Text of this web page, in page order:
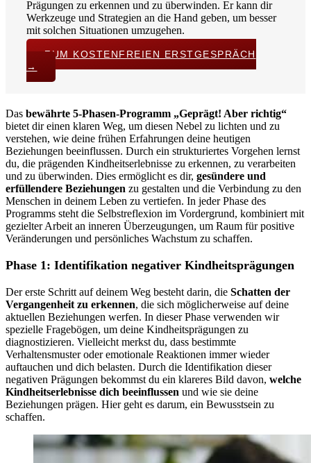
Prägungen zu erkennen und zu überwinden. Er kann dir
Werkzeuge und Strategien an die Hand geben, um besser
mit solchen Situationen umzugehen.
ZUM KOSTENFREIEN ERSTGESPRÄCH
→
Das bewährte 5-Phasen-Programm „Geprägt! Aber richtig“
bietet dir einen klaren Weg, um diesen Nebel zu lichten und zu
verstehen, wie deine frühen Erfahrungen deine heutigen
Beziehungen beeinflussen. Durch ein strukturiertes Vorgehen lernst
du, die prägenden Kindheitserlebnisse zu erkennen, zu verarbeiten
und zu überwinden. Dies ermöglicht es dir, gesündere und
erfüllendere Beziehungen zu gestalten und die Verbindung zu den
Menschen in deinem Leben zu vertiefen. In jeder Phase des
Programms steht die Selbstreflexion im Vordergrund, kombiniert mit
gezielter Arbeit an inneren Überzeugungen, um Raum für positive
Veränderungen und persönliches Wachstum zu schaffen.
Phase 1: Identifikation negativer Kindheitsprägungen
Der erste Schritt auf deinem Weg besteht darin, die Schatten der
Vergangenheit zu erkennen, die sich möglicherweise auf deine
aktuellen Beziehungen werfen. In dieser Phase verwenden wir
spezielle Fragebögen, um deine Kindheitsprägungen zu
diagnostizieren. Vielleicht merkst du, dass bestimmte
Verhaltensmuster oder emotionale Reaktionen immer wieder
auftauchen und dich belasten. Durch die Identifikation dieser
negativen Prägungen bekommst du ein klareres Bild davon, welche
Kindheitserlebnisse dich beeinflussen und wie sie deine
Beziehungen prägen. Hier geht es darum, ein Bewusstsein zu
schaffen.